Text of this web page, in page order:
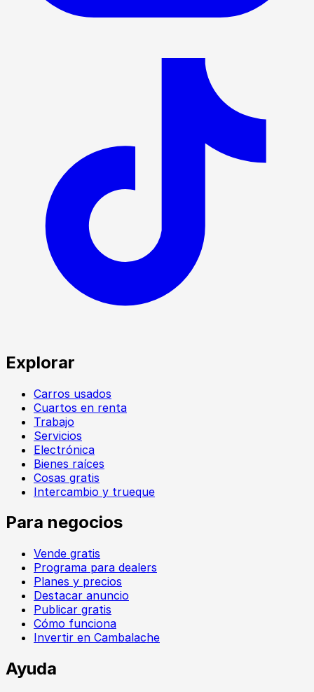
Explorar
Carros usados
Cuartos en renta
Trabajo
Servicios
Electrónica
Bienes raíces
Cosas gratis
Intercambio y trueque
Para negocios
Vende gratis
Programa para dealers
Planes y precios
Destacar anuncio
Publicar gratis
Cómo funciona
Invertir en Cambalache
Ayuda